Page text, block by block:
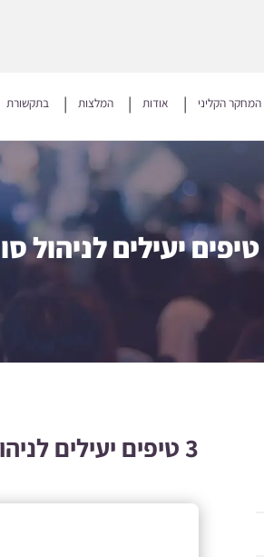
המחקר הקליני אודות המלצות בתקשורת
3 טיפים יעילים לניהול סוכרת – ממשיכים!